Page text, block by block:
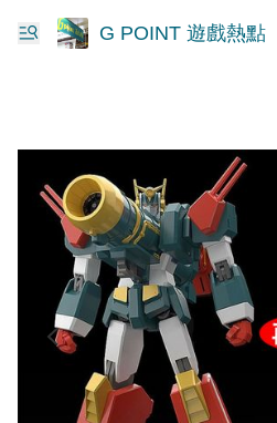
G POINT 遊戲熱點